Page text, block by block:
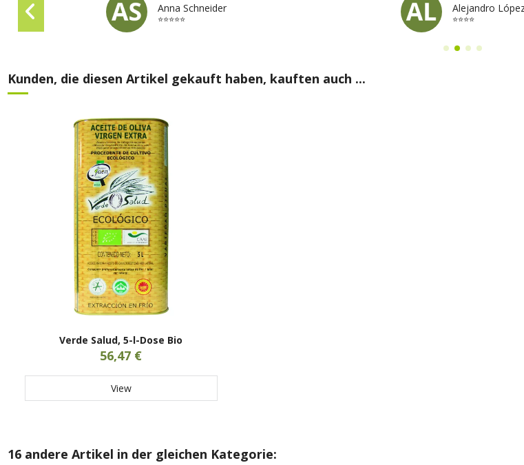
Anna Schneider
⭐⭐⭐⭐⭐
Alejandro
⭐⭐⭐⭐
Kunden, die diesen Artikel gekauft haben, kauften auch ...
Verde Salud, 5-l-Dose Bio
56,47 €
View
16 andere Artikel in der gleichen Kategorie: